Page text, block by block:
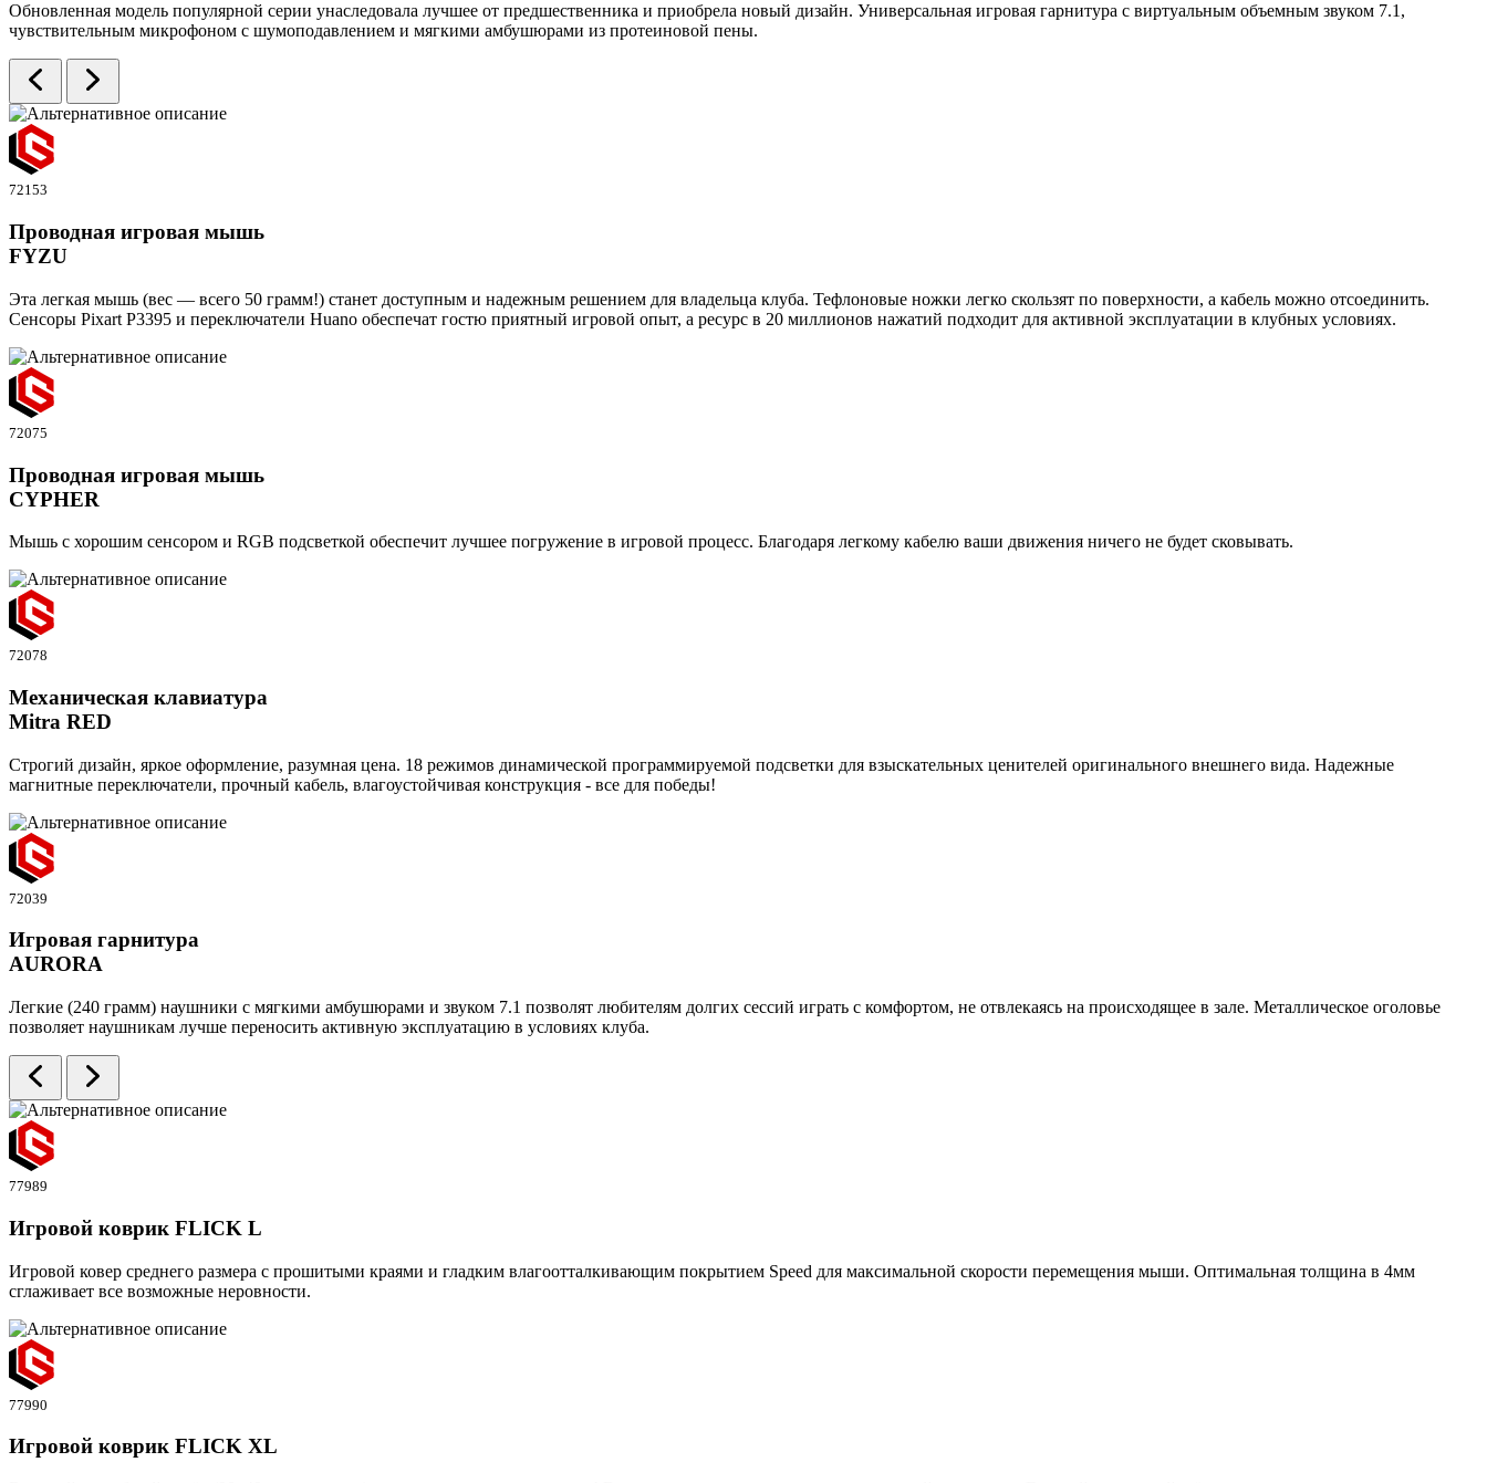
Обновленная модель популярной серии унаследовала лучшее от предшественника и приобрела новый дизайн. Универсальная игровая гарнитура с виртуальным объемным звуком 7.1,
чувствительным микрофоном с шумоподавлением и мягкими амбушюрами из протеиновой пены.
72153
Проводная игровая мышь
FYZU
Эта легкая мышь (вес — всего 50 грамм!) станет доступным и надежным решением для владельца клуба. Тефлоновые ножки легко скользят по поверхности, а кабель можно отсоединить.
Сенсоры Pixart P3395 и переключатели Huano обеспечат гостю приятный игровой опыт, а ресурс в 20 миллионов нажатий подходит для активной эксплуатации в клубных условиях.
72075
Проводная игровая мышь
CYPHER
Мышь с хорошим сенсором и RGB подсветкой обеспечит лучшее погружение в игровой процесс. Благодаря легкому кабелю ваши движения ничего не будет сковывать.
72078
Механическая клавиатура
Mitra RED
Строгий дизайн, яркое оформление, разумная цена. 18 режимов динамической программируемой подсветки для взыскательных ценителей оригинального внешнего вида. Надежные
магнитные переключатели, прочный кабель, влагоустойчивая конструкция - все для победы!
72039
Игровая гарнитура
AURORA
Легкие (240 грамм) наушники с мягкими амбушюрами и звуком 7.1 позволят любителям долгих сессий играть с комфортом, не отвлекаясь на происходящее в зале. Металлическое оголовье
позволяет наушникам лучше переносить активную эксплуатацию в условиях клуба.
77989
Игровой коврик FLICK L
Игровой ковер среднего размера с прошитыми краями и гладким влагоотталкивающим покрытием Speed для максимальной скорости перемещения мыши. Оптимальная толщина в 4мм
сглаживает все возможные неровности.
77990
Игровой коврик FLICK XL